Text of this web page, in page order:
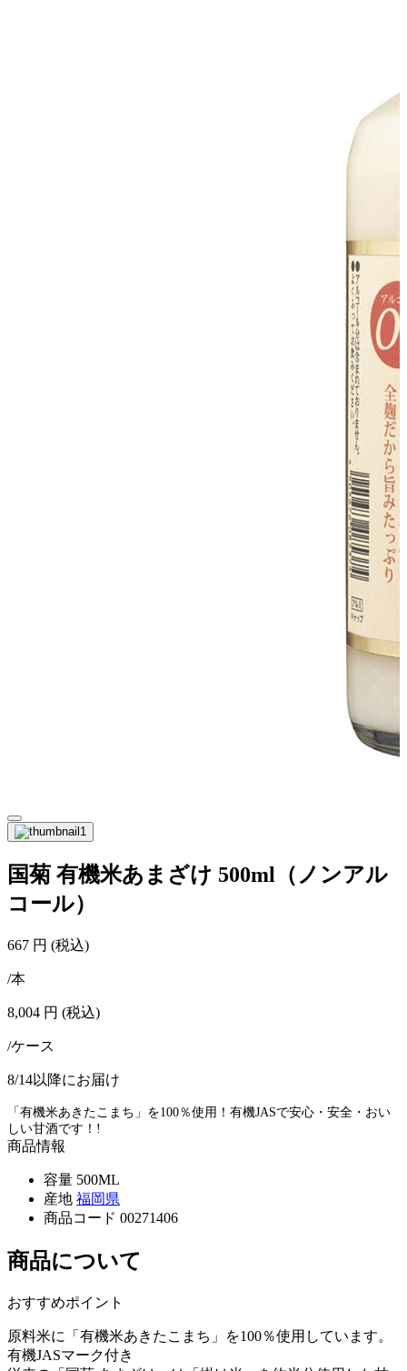
国菊 有機米あまざけ 500ml（ノンアル
コール）
667 円 (税込)
/本
8,004 円 (税込)
/ケース
8/14以降にお届け
「有機米あきたこまち」を100％使用！有機JASで安心・安全・おい
しい甘酒です！!
商品情報
容量 500ML
産地 福岡県
商品コード 00271406
商品について
おすすめポイント
原料米に「有機米あきたこまち」を100％使用しています。
有機JASマーク付き